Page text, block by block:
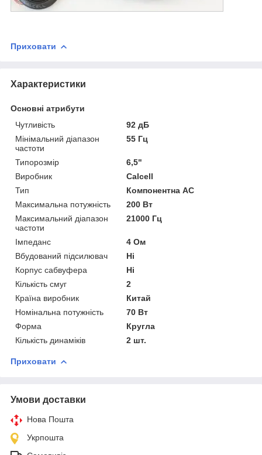
Приховати
Характеристики
Основні атрибути
Чутливість
92 дБ
Мінімальний діапазон
частоти
55 Гц
Типорозмір
6,5"
Виробник
Calcell
Тип
Компонентна АС
Максимальна потужність
200 Вт
Максимальний діапазон
частоти
21000 Гц
Імпеданс
4 Ом
Вбудований підсилювач
Ні
Корпус сабвуфера
Ні
Кількість смуг
2
Країна виробник
Китай
Номінальна потужність
70 Вт
Форма
Кругла
Кількість динаміків
2 шт.
Приховати
Умови доставки
Нова Пошта
Укрпошта